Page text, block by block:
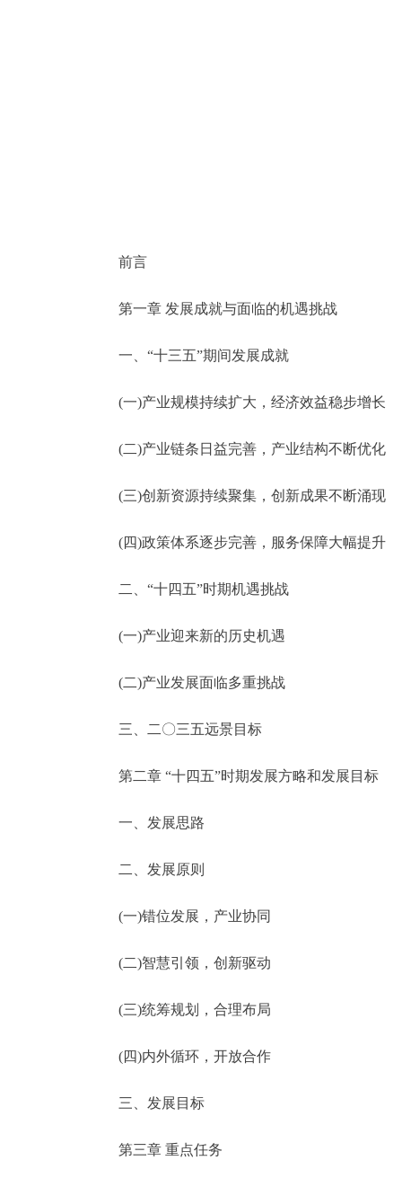
走进北京
北京概况
绿色北京
ENGLISH
DEUTSCH
前言
第一章 发展成就与面临的机遇挑战
一、“十三五”期间发展成就
(一)产业规模持续扩大，经济效益稳步增长
(二)产业链条日益完善，产业结构不断优化
(三)创新资源持续聚集，创新成果不断涌现
(四)政策体系逐步完善，服务保障大幅提升
二、“十四五”时期机遇挑战
(一)产业迎来新的历史机遇
(二)产业发展面临多重挑战
三、二〇三五远景目标
第二章 “十四五”时期发展方略和发展目标
一、发展思路
二、发展原则
(一)错位发展，产业协同
(二)智慧引领，创新驱动
(三)统筹规划，合理布局
(四)内外循环，开放合作
三、发展目标
第三章 重点任务